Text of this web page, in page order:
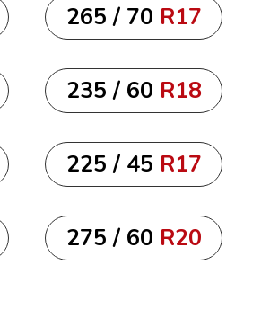
265 / 70 R17
235 / 60 R18
225 / 45 R17
275 / 60 R20